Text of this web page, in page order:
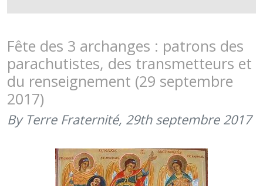
FÊTE
DES
TROIS
Fête des 3 archanges : patrons des
parachutistes, des transmetteurs et
du renseignement (29 septembre
2017)
By Terre Fraternité, 29th septembre 2017